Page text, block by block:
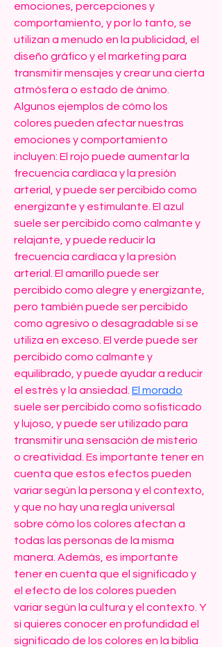
emociones, percepciones y
comportamiento, y por lo tanto, se
utilizan a menudo en la publicidad, el
diseño gráfico y el marketing para
transmitir mensajes y crear una cierta
atmósfera o estado de ánimo.
Algunos ejemplos de cómo los
colores pueden afectar nuestras
emociones y comportamiento
incluyen: El rojo puede aumentar la
frecuencia cardíaca y la presión
arterial, y puede ser percibido como
energizante y estimulante. El azul
suele ser percibido como calmante y
relajante, y puede reducir la
frecuencia cardíaca y la presión
arterial. El amarillo puede ser
percibido como alegre y energizante,
pero también puede ser percibido
como agresivo o desagradable si se
utiliza en exceso. El verde puede ser
percibido como calmante y
equilibrado, y puede ayudar a reducir
el estrés y la ansiedad. El morado
suele ser percibido como sofisticado
y lujoso, y puede ser utilizado para
transmitir una sensación de misterio
o creatividad. Es importante tener en
cuenta que estos efectos pueden
variar según la persona y el contexto,
y que no hay una regla universal
sobre cómo los colores afectan a
todas las personas de la misma
manera. Además, es importante
tener en cuenta que el significado y
el efecto de los colores pueden
variar según la cultura y el contexto. Y
si quieres conocer en profundidad el
significado de los colores en la biblia